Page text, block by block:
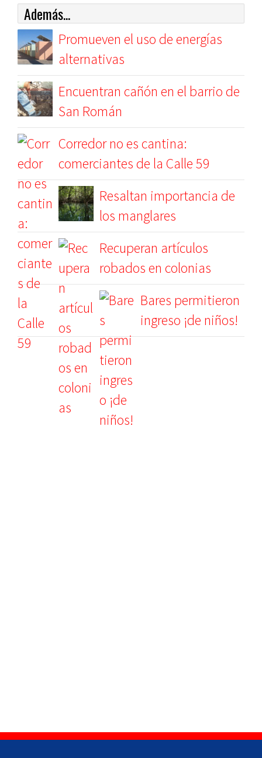
Además...
Promueven el uso de energías
alternativas
Encuentran cañón en el barrio de
San Román
Corredor no es cantina:
comerciantes de la Calle 59
Resaltan importancia de
los manglares
Recuperan artículos
robados en colonias
Bares permitieron
ingreso ¡de niños!